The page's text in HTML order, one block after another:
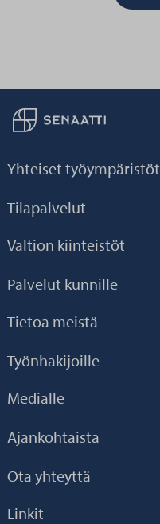
Palaa taikaisin etusivulle
Yhteiset työympäristöt
Tilapalvelut
Valtion kiinteistöt
Palvelut kunnille
Tietoa meistä
Työnhakijoille
Medialle
Ajankohtaista
Ota yhteyttä
Linkit